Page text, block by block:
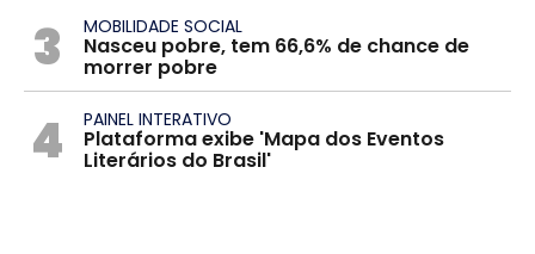
3 MOBILIDADE SOCIAL
Nasceu pobre, tem 66,6% de chance de
morrer pobre
4 PAINEL INTERATIVO
Plataforma exibe 'Mapa dos Eventos
Literários do Brasil'